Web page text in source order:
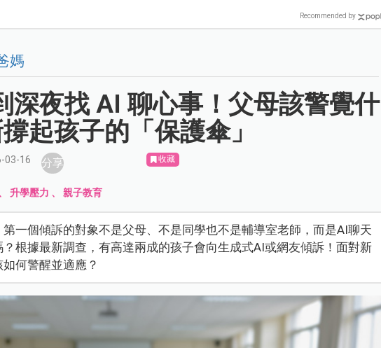
Recommended by
媽
深夜找 AI 聊心事！父母該警覺什
起孩子的「保護傘」
03-16 分享 收藏
升學壓力 、親子教育
一個傾訴的對象不是父母、不是同學也不是輔導室老師，而是AI聊天
根據最新調查，有高達兩成的孩子會向生成式AI或網友傾訴！面對新
何警醒並適應？